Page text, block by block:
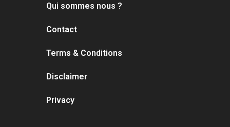
Qui sommes nous ?
Contact
Terms & Conditions
Disclaimer
Privacy